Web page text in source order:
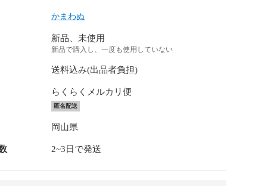
かまわぬ
新品、未使用
新品で購入し、一度も使用していない
送料込み(出品者負担)
らくらくメルカリ便
匿名配送
岡山県
2~3日で発送